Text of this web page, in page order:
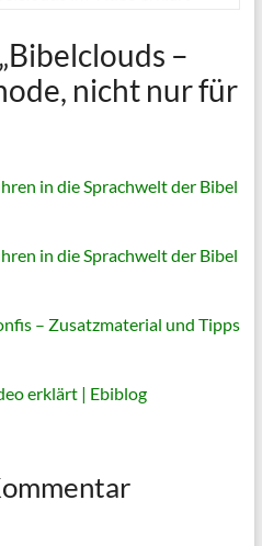
Bibelclouds –
nicht nur für
in die Sprachwelt der Bibel
in die Sprachwelt der Bibel
– Zusatzmaterial und Tipps
erklärt | Ebiblog